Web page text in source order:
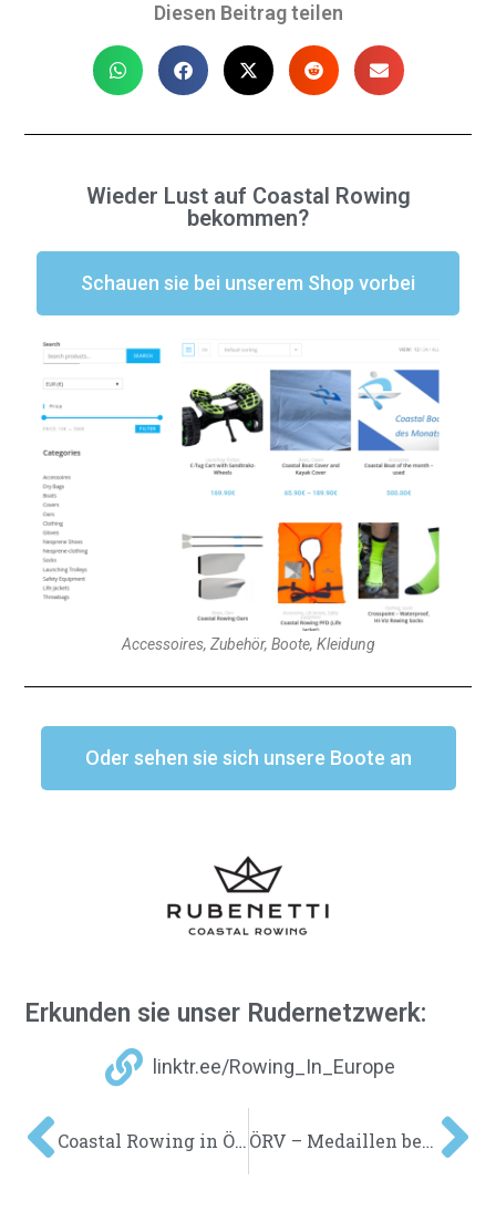
Diesen Beitrag teilen
Wieder Lust auf Coastal Rowing
bekommen?
Schauen sie bei unserem Shop vorbei
Accessoires, Zubehör, Boote, Kleidung
Oder sehen sie sich unsere Boote an
Erkunden sie unser Rudernetzwerk:
linktr.ee/Rowing_In_Europe
Coastal Rowing in ÖSTERREICH ÖRV – Medaillen bei der European Rowing Coastal Challenge